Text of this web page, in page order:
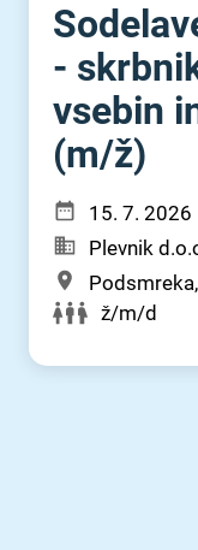
-
vsebin
(m⁠/⁠ž)
15. 7. 2026
Plevnik
ž/m/d